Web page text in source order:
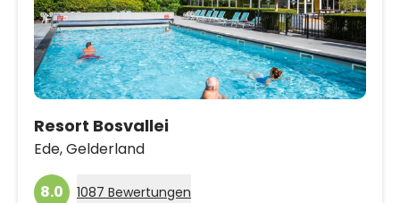
Resort Bosvallei
Ede,Gelderland
8.0 1087 Bewertungen